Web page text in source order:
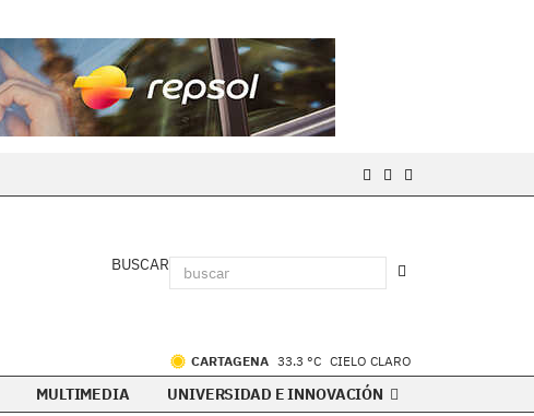
BUSCAR
CARTAGENA 33.3 °C CIELO CLARO
MULTIMEDIA UNIVERSIDAD E INNOVACIÓN